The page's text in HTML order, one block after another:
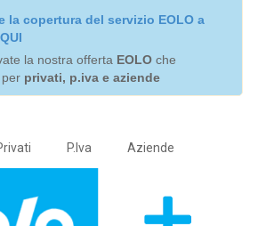
la copertura del servizio EOLO a
la nostra offerta EOLO che
privati, p.iva e aziende
P.Iva Aziende